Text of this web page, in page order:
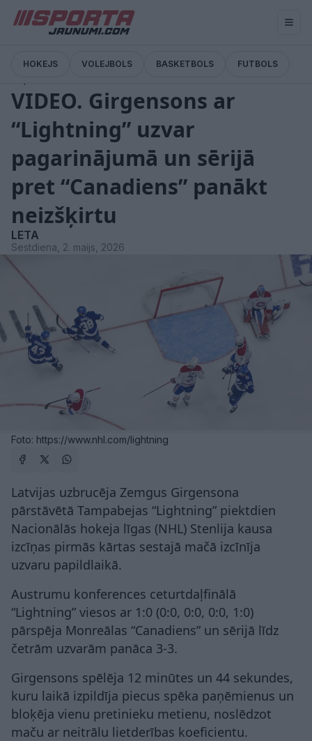
HOKEJS VOLEJBOLS BASKETBOLS FUTBOLS
VIDEO. Girgensons ar
“Lightning” uzvar
pagarinājumā un sērijā
pret “Canadiens” panākt
neizšķirtu
LETA
Sestdiena, 2. maijs, 2026
Foto: https://www.nhl.com/lightning
Latvijas uzbrucēja Zemgus Girgensona
pārstāvētā Tampabejas “Lightning” piektdien
Nacionālās hokeja līgas (NHL) Stenlija kausa
izcīņas pirmās kārtas sestajā mačā izcīnīja
uzvaru papildlaikā.
Austrumu konferences ceturtdaļfinālā
“Lightning” viesos ar 1:0 (0:0, 0:0, 0:0, 1:0)
pārspēja Monreālas “Canadiens” un sērijā līdz
četrām uzvarām panāca 3-3.
Girgensons spēlēja 12 minūtes un 44 sekundes,
kuru laikā izpildīja piecus spēka paņēmienus un
bloķēja vienu pretinieku metienu, noslēdzot
maču ar neitrālu lietderības koeficientu.